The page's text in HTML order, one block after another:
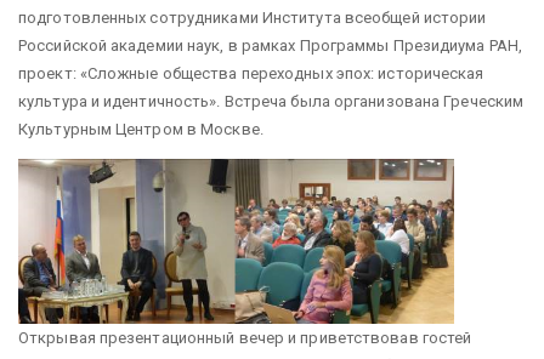
подготовленных сотрудниками Института всеобщей истории
Российской академии наук, в рамках Программы Президиума РАН,
проект: «Сложные общества переходных эпох: историческая
культура и идентичность». Встреча была организована Греческим
Культурным Центром в Москве.
Открывая презентационный вечер и приветствовав гостей